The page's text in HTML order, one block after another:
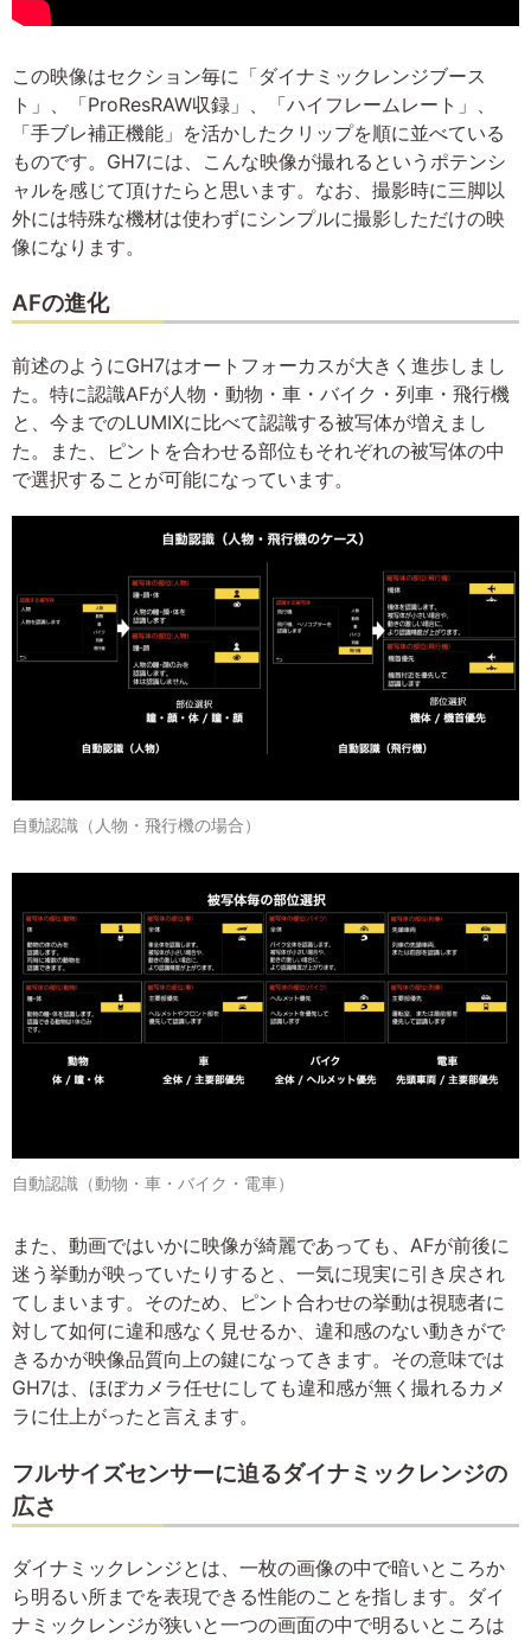
この映像はセクション毎に「ダイナミックレンジブース
ト」、「ProResRAW収録」、「ハイフレームレート」、
「手ブレ補正機能」を活かしたクリップを順に並べている
ものです。GH7には、こんな映像が撮れるというポテンシ
ャルを感じて頂けたらと思います。なお、撮影時に三脚以
外には特殊な機材は使わずにシンプルに撮影しただけの映
像になります。
AFの進化
前述のようにGH7はオートフォーカスが大きく進歩しまし
た。特に認識AFが人物・動物・車・バイク・列車・飛行機
と、今までのLUMIXに比べて認識する被写体が増えまし
た。また、ピントを合わせる部位もそれぞれの被写体の中
で選択することが可能になっています。
自動認識（人物・飛行機の場合）
自動認識（動物・車・バイク・電車）
また、動画ではいかに映像が綺麗であっても、AFが前後に
迷う挙動が映っていたりすると、一気に現実に引き戻され
てしまいます。そのため、ピント合わせの挙動は視聴者に
対して如何に違和感なく見せるか、違和感のない動きがで
きるかが映像品質向上の鍵になってきます。その意味では
GH7は、ほぼカメラ任せにしても違和感が無く撮れるカメ
ラに仕上がったと言えます。
フルサイズセンサーに迫るダイナミックレンジの
広さ
ダイナミックレンジとは、一枚の画像の中で暗いところか
ら明るい所までを表現できる性能のことを指します。ダイ
ナミックレンジが狭いと一つの画面の中で明るいところは